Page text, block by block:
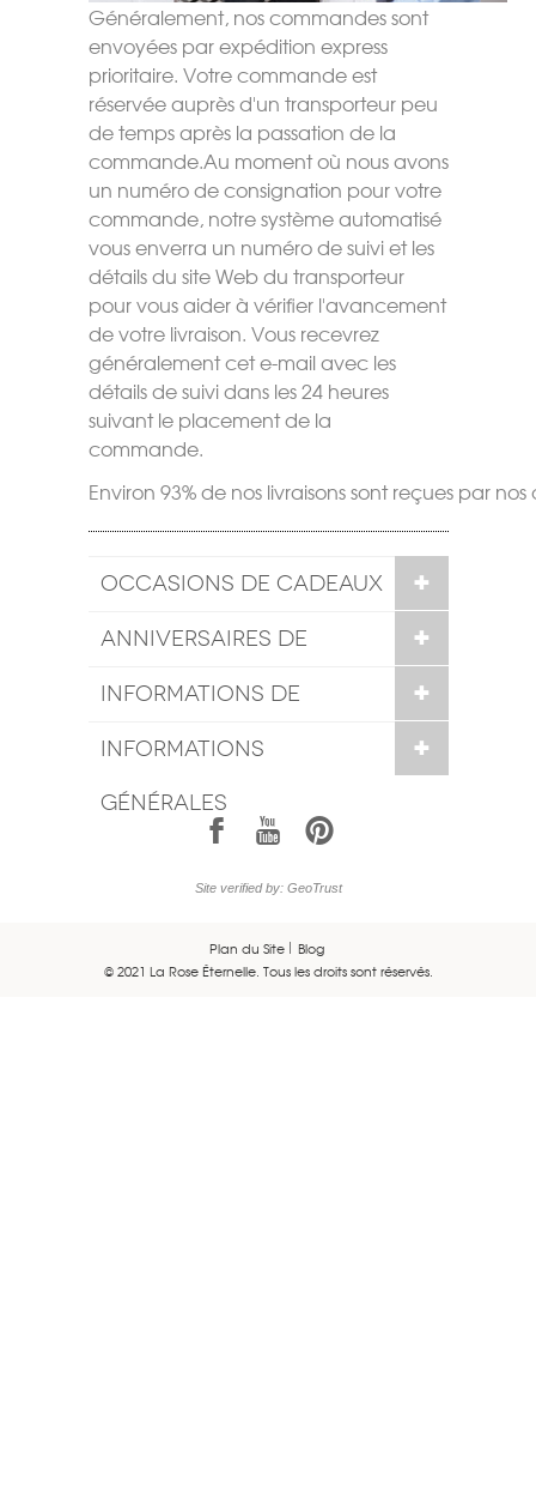
Généralement, nos commandes sont
envoyées par expédition express
prioritaire. Votre commande est
réservée auprès d'un transporteur peu
de temps après la passation de la
commande.Au moment où nous avons
un numéro de consignation pour votre
commande, notre système automatisé
vous enverra un numéro de suivi et les
détails du site Web du transporteur
pour vous aider à vérifier l'avancement
de votre livraison. Vous recevrez
généralement cet e-mail avec les
détails de suivi dans les 24 heures
suivant le placement de la
commande.
Environ 93% de nos livraisons sont reçues par
OCCASIONS DE CADEAUX
ANNIVERSAIRES DE
MARIAGE
INFORMATIONS DE
COMMANDE
INFORMATIONS
GÉNÉRALES
1 7 6
Site verified by: GeoTrust
Plan du Site
Blog
© 2021 La Rose Éternelle. Tous les droits sont réservés.